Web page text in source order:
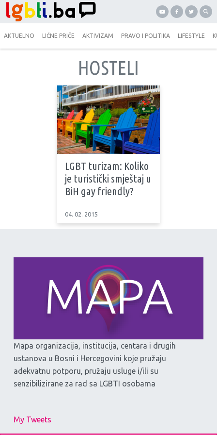
AKTUELNO LIČNE PRIČE AKTIVIZAM PRAVO I POLITIKA LIFESTYLE
HOSTELI
LGBT turizam: Koliko
je turistički smještaj u
BiH gay friendly?
04. 02. 2015
Mapa organizacija, institucija, centara i drugih
ustanova u Bosni i Hercegovini koje pružaju
adekvatnu potporu, pružaju usluge i/ili su
senzibilizirane za rad sa LGBTI osobama
My Tweets